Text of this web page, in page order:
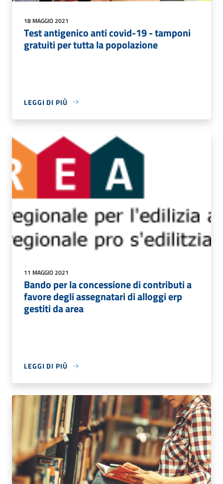
18 MAGGIO 2021
Test antigenico anti covid-19 - tamponi
gratuiti per tutta la popolazione
LEGGI DI PIÙ
11 MAGGIO 2021
Bando per la concessione di contributi a
favore degli assegnatari di alloggi erp
gestiti da area
LEGGI DI PIÙ